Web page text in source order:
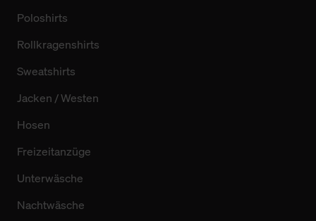
Poloshirts
Rollkragenshirts
Sweatshirts
Jacken / Westen
Hosen
Freizeitanzüge
Unterwäsche
Nachtwäsche